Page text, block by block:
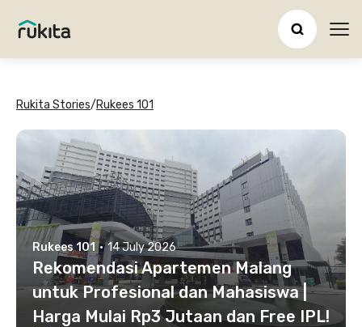
Rukita Stories/Rukees 101
Rukees 101 · 14 July 2026
Rekomendasi Apartemen Malang
untuk Profesional dan Mahasiswa |
Harga Mulai Rp3 Jutaan dan Free IPL!